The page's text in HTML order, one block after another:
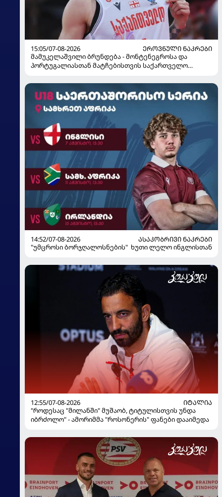
15:05/07-08-2026
ᲔᲠᲝᲕᲜᲣᲚᲘ ᲜᲐᲙᲠᲔᲑᲘ
მამუკელაშვილი ბრუნდება - მონტენეგროსა და
პორტუგალიასთან მატჩებისთვის საქართველო
14:52/07-08-2026
ᲐᲡᲐᲙᲝᲑᲠᲘᲕᲘ ᲜᲐᲙᲠᲔᲑᲘ
"უმცროსი ბორჯღალოსნების" ხუთი ლელო ინგლისთან
12:55/07-08-2026
ᲘᲢᲐᲚᲘᲐ
"როდესაც "მილანში" მუშაობ, ტიტულისთვის უნდა
იბრძოლო" - ამორიმმა "როსონერის" ფანები დააიმედა